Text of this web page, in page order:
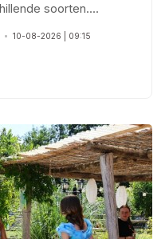
soorten....
10-08-2026 | 09:15